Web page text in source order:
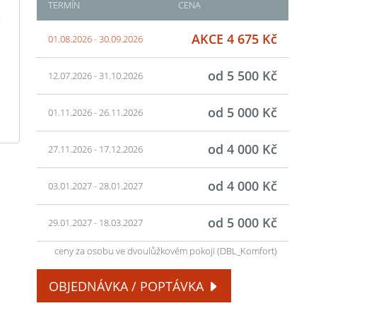
TERMÍN CENA
01.08.2026 - 30.09.2026 AKCE 4 675 Kč
12.07.2026 - 31.10.2026 od 5 500 Kč
01.11.2026 - 26.11.2026 od 5 000 Kč
27.11.2026 - 17.12.2026 od 4 000 Kč
03.01.2027 - 28.01.2027 od 4 000 Kč
29.01.2027 - 18.03.2027 od 5 000 Kč
ceny za osobu ve dvoulůžkovém pokoji (DBL_Komfort)
OBJEDNÁVKA / POPTÁVKA